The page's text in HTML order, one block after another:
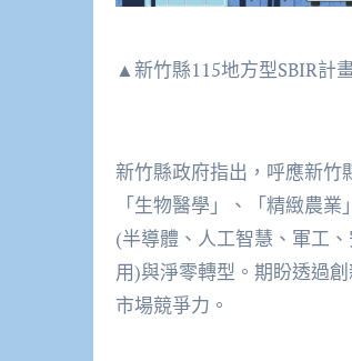
▲新竹縣115地方型SBIR計
新竹縣政府指出，呼應新竹
「生物醫學」、「精緻農
(半導體、人工智慧、軍工
用)與淨零轉型。期盼透過
市場競爭力。